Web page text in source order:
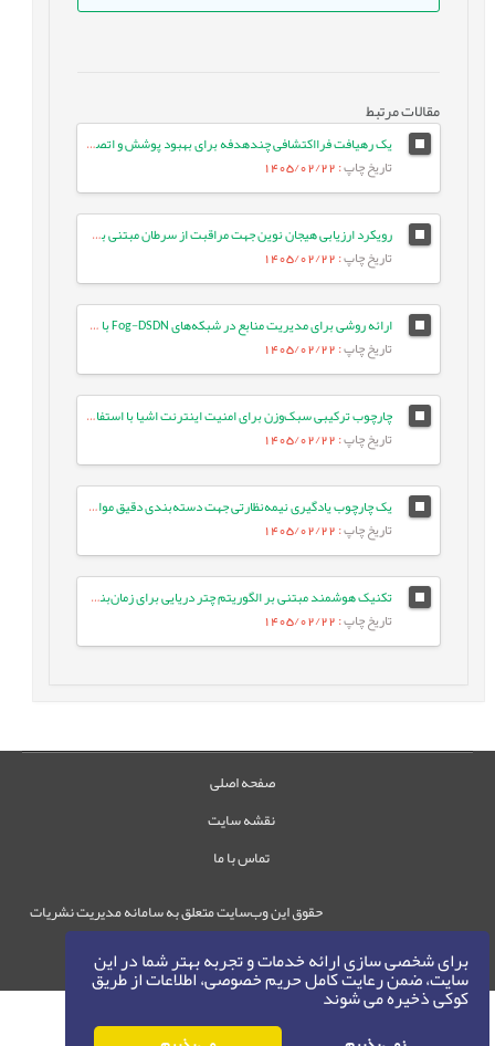
برای شخصی سازی ارائه خدمات و تجربه بهتر شما در این
سایت، ضمن رعایت کامل حریم خصوصی، اطلاعات از طریق
کوکی ذخیره می شوند
مقالات مرتبط
یک رهیافت فرااکتشافی چندهدفه برای بهبود پوشش و اتصال در شبکه‌های حسگر بی‌سیم
تاریخ چاپ: 1405/02/22
رویکرد ارزیابی هیجان نوین جهت مراقبت از سرطان مبتنی بر مدل‌های زبانی بزرگ
تاریخ چاپ: 1405/02/22
ارائه روشی برای مدیریت منابع در شبکه‌های Fog-DSDN با بهره‌گیری از معماری میکروسرویس و شبکه‌های ESN
تاریخ چاپ: 1405/02/22
چارچوب ترکیبی سبک‌وزن برای امنیت اینترنت اشیا با استفاده از جنگل تصادفی بهینه و انتخاب ویژگی تطبیقی در معماری لبه-ابری
تاریخ چاپ: 1405/02/22
یک چارچوب یادگیری نیمه‌نظارتی جهت دسته‌بندی دقیق موارد آزمون با بهره‌گیری از تعبیه‌های زبانی و ویژگی‌های معنایی متن
تاریخ چاپ: 1405/02/22
تکنیک هوشمند مبتنی بر الگوریتم چتر دریایی برای زمان‌بندی وظایف بر اساس اولویت در شبکه‌های IoT/Fog
تاریخ چاپ: 1405/02/22
صفحه اصلی
نقشه سایت
تماس با ما
حقوق این وب‌سایت متعلق به سامانه مدیریت نشریات
رایمگ است.
حق نشر ©
1405-1396